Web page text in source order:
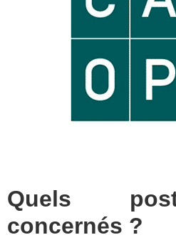
Quels
concernés ?